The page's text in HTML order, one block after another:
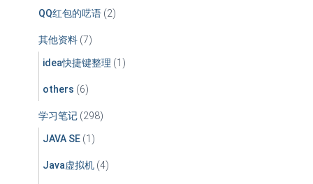
QQ红包的呓语 (2)
其他资料 (7)
idea快捷键整理 (1)
others (6)
学习笔记 (298)
JAVA SE (1)
Java虚拟机 (4)